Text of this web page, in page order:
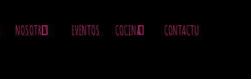
NOSOTRES EVENTOS COCINA CONTACTU